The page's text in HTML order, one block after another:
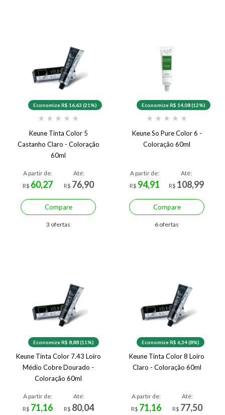
Economize R$ 16,63 (21%)
★ ★ ★ ★ ★
Keune Tinta Color 5
Castanho Claro - Coloração
60ml
A partir de:
R$ 60,27
Até:
R$ 76,90
Compare
3 ofertas
Economize R$ 14,08 (12%)
★ ★ ★ ★ ★
Keune So Pure Color 6 -
Coloração 60ml
A partir de:
R$ 94,91
Até:
R$ 108,99
Compare
6 ofertas
Economize R$ 8,88 (11%)
Keune Tinta Color 7.43 Loiro
Médio Cobre Dourado -
Coloração 60ml
A partir de:
R$ 71,16
Até:
R$ 80,04
Economize R$ 6,34 (8%)
Keune Tinta Color 8 Loiro
Claro - Coloração 60ml
A partir de:
R$ 71,16
Até:
R$ 77,50